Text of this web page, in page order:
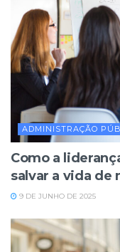
ADMINISTRAÇÃO
Como a
salvar a vida de
9 DE JUNHO DE 2025